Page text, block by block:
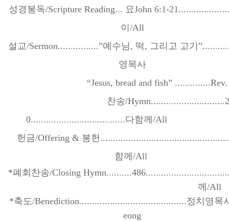
성경봉독/Scripture Reading... 요John 6:1-
이 /All
설교/Sermon................”예수님 , 떡 , 그리고 고기 ”
영목사
“Jesus, bread and fish” ..............
찬송/
0.....................................다함께 /
헌금/Offering & 봉헌
함께 /All
*폐회찬송/Closing
께 /All
*축도/Benediction..........................................정치영목
eong